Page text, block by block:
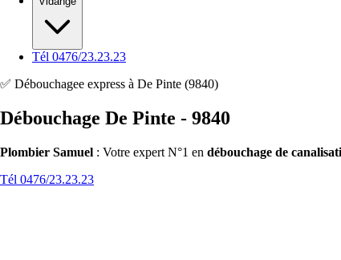
Tél 0476/23.23.23
✅ Débouchagee express à De Pinte (9840)
Débouchage De Pinte - 9840
Plombier Samuel : Votre expert N°1 en débouchage de
Tél 0476/23.23.23